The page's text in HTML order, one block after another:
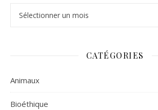
CATÉGORIES
Animaux
Bioéthique